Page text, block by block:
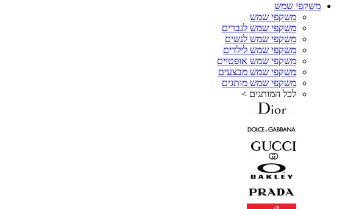
משקפי שמש
משקפי שמש
משקפי שמש לגברים
משקפי שמש לנשים
משקפי שמש לילדים
משקפי שמש אופטיים
משקפי שמש מבצעים
משקפי שמש מותגים
לכל המותגים >